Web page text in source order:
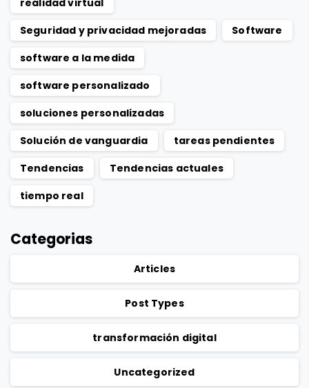
realidad virtual
Seguridad y privacidad mejoradas
Software
software a la medida
software personalizado
soluciones personalizadas
Solución de vanguardia
tareas pendientes
Tendencias
Tendencias actuales
tiempo real
Categorias
Articles
Post Types
transformación digital
Uncategorized